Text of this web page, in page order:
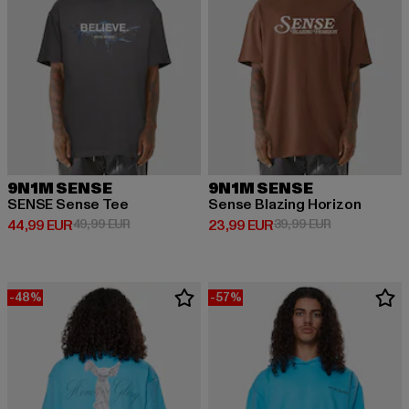
9N1M SENSE
SENSE Sense Tee
44,99 EUR
Derzeitiger Preis: 44,99 EUR
49,99 EURAktionspreis: 49,99 EUR
9N1M SENSE
Sense Blazing Horizon
23,99 EUR
Derzeitiger Preis: 23,99 EUR
39,99 EURAktionspreis:
-48% -57%